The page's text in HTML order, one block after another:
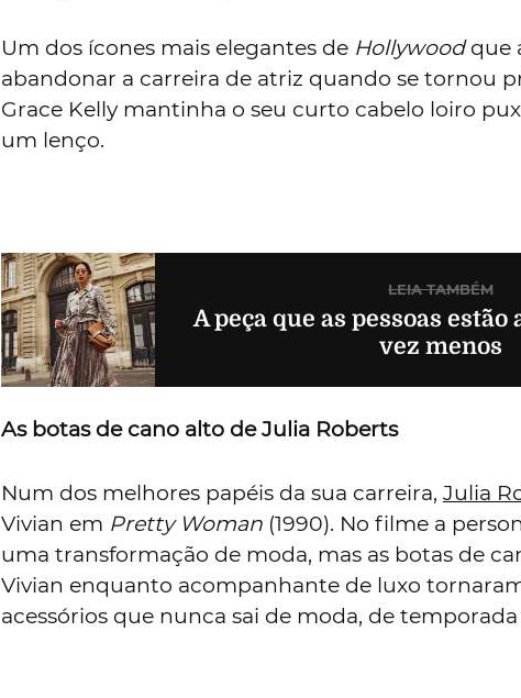
Um dos ícones mais elegantes de Hollywoodque
abandonar a carreira de atriz quando se tornou
Grace Kelly mantinha o seu curto cabelo loiro
um lenço.
LEIA TAMBÉM
A peça que as pessoas estão
vez menos
As botas de cano alto de Julia Roberts
Num dos melhores papéis da sua carreira, Julia
Vivian em Pretty Woman (1990). No filme a
uma transformação de moda, mas as botas de
Vivian enquanto acompanhante de luxo
acessórios que nunca sai de moda, de